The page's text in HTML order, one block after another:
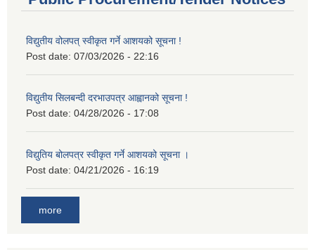
विद्युतीय वोलपत् स्वीकृत गर्ने आशयको सूचना !
Post date: 07/03/2026 - 22:16
विद्युतीय सिलबन्दी दरभाउपत्र आह्वानको सूचना !
Post date: 04/28/2026 - 17:08
विद्युतिय बोलपत्र स्वीकृत गर्ने आशयको सूचना ।
Post date: 04/21/2026 - 16:19
more